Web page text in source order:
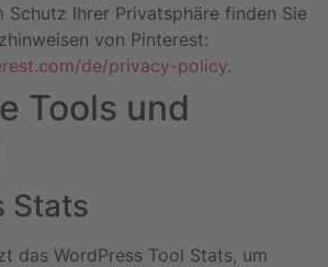
Schutz Ihrer Privatsphäre finden Sie
von Pinterest:
de/privacy-policy.
Tools und
Stats
das WordPress Tool Stats, um